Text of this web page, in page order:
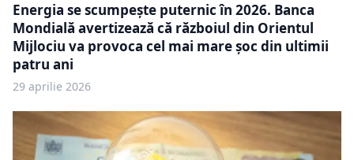
Energia se scumpește puternic în 2026. Banca
Mondială avertizează că războiul din Orientul
Mijlociu va provoca cel mai mare șoc din ultimii
patru ani
29 aprilie 2026